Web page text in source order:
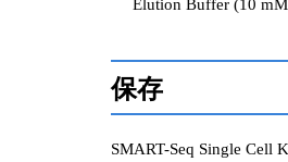
Elution Buffer (10
保存
SMART-Seq Single Cell